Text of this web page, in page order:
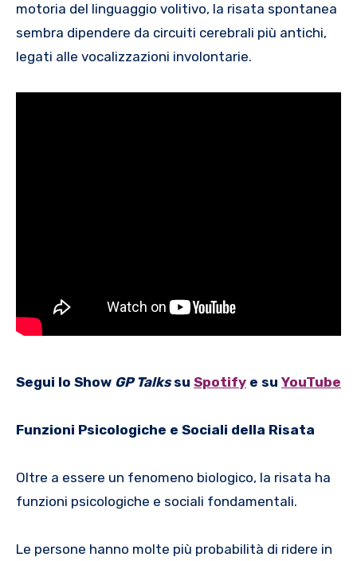
motoria del linguaggio volitivo, la risata spontanea
sembra dipendere da circuiti cerebrali più antichi,
legati alle vocalizzazioni involontarie.
Segui lo Show GP Talkssu Spotify e su YouTube
Funzioni Psicologiche e Sociali della Risata
Oltre a essere un fenomeno biologico, la risata ha
funzioni psicologiche e sociali fondamentali.
Le persone hanno molte più probabilità di ridere in